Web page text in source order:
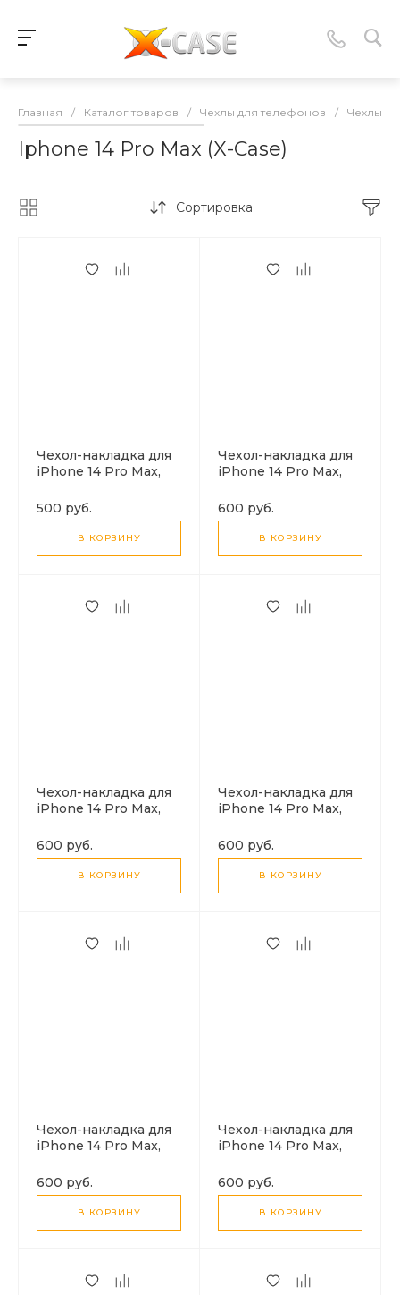
Главная / Каталог товаров / Чехлы для телефонов / Чехлы-
Iphone 14 Pro Max (X-Case)
Сортировка
Чехол-накладка для
iPhone 14 Pro Max,
голубой
500 руб.
В КОРЗИНУ
Чехол-накладка для
iPhone 14 Pro Max,
хаки
600 руб.
В КОРЗИНУ
Чехол-накладка для
iPhone 14 Pro Max,
угольно-серый
600 руб.
В КОРЗИНУ
Чехол-накладка для
iPhone 14 Pro Max,
темно-синий
600 руб.
В КОРЗИНУ
Чехол-накладка для
iPhone 14 Pro Max,
белый
600 руб.
В КОРЗИНУ
Чехол-накладка для
iPhone 14 Pro Max,
красный
600 руб.
В КОРЗИНУ